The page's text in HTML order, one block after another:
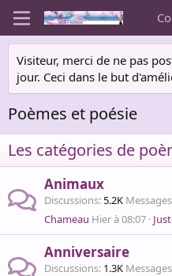
Visiteur, merci de ne pas
jour. Ceci dans le but
Poèmes et poésie
Les catégories de
Animaux
Discussions 5.2K Messages
Chameau Hier à 08:07
Anniversaire
Discussions 1.3K Messages